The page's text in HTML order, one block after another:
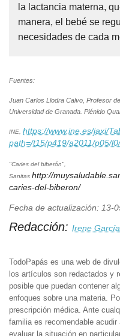
la lactancia materna,
manera, el bebé se
necesidades de cada
Fuentes:
Juan Carlos Llodra Calvo, Profesor
Universidad de Granada. Plénido
INE, https://www.ine.es/jaxi/
path=/t15/p419/a2011/p05/
"Caries del biberón",
Sanitas http://
caries-del-biberon/
Fecha de actualización: 13-
Redacción: Irene García
TodoPapás es una web de
los artículos son redactados y
posible que puedan contener
enfoques sobre una materia.
prescripción médica. Ante
familia es recomendable
evaluar la situación en